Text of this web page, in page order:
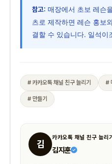
참고: 매장에서 초보 레슨
츠로 제작하면 레슨 홍보
결할 수 있습니다. 일석이
# 카카오톡 채널 친구 늘리기 #
# 만들기
김
카카오톡 채널 친구 늘리
김지훈